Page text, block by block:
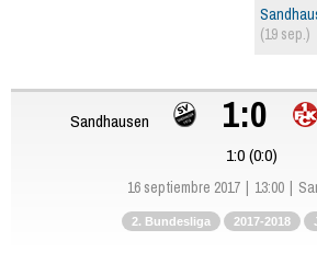
(19 sep.)
Sandhausen 1:0
1:0 (0:0)
16 septiembre 2017 13:00
2. Bundesliga 2017-2018